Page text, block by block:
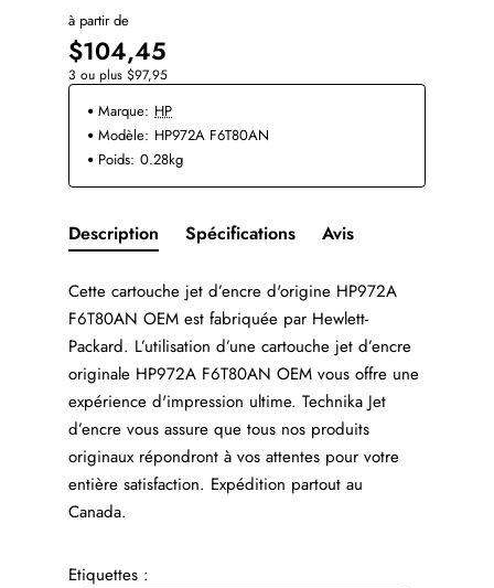
à partir de
$104,45
3 ou plus $97,95
Marque: HP
Modèle: HP972A F6T80AN
Poids: 0.28kg
Description Spécifications Avis
Cette cartouche jet d’encre d'origine HP972A
F6T80AN OEM est fabriquée par Hewlett-
Packard. L’utilisation d’une cartouche jet d’encre
originale HP972A F6T80AN OEM vous offre une
expérience d'impression ultime. Technika Jet
d’encre vous assure que tous nos produits
originaux répondront à vos attentes pour votre
entière satisfaction. Expédition partout au
Canada.
Etiquettes :